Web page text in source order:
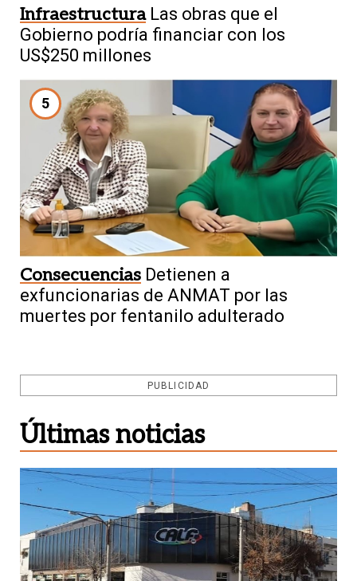
Infraestructura Las obras que el
Gobierno podría financiar con los
US$250 millones
5
Consecuencias Detienen a
exfuncionarias de ANMAT por las
muertes por fentanilo adulterado
PUBLICIDAD
Últimas noticias